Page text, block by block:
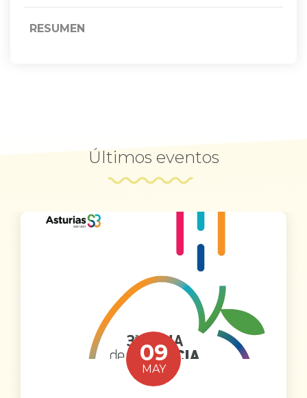
RESUMEN
Últimos eventos
09
MAY